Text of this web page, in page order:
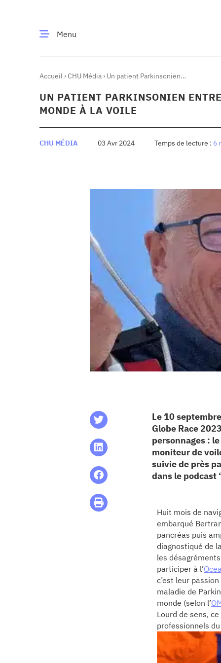
Menu
MOMENT
Innovation
Accueil ›CHU Média › Un patient Parkinsonien
UN PATIENT PARKINSONIEN
MONDE À LA VOILE
CHU MÉDIA 03 Avr 2024 6
Le 10
Globe Race
personnages :
moniteur de
suivie de près
dans le podcast
Huit mois de
embarqué
pancréas puis
diagnostiqué de
les
participer à l’
c’est leur
maladie de
monde (selon l’
Lourd de sens,
professionnels du